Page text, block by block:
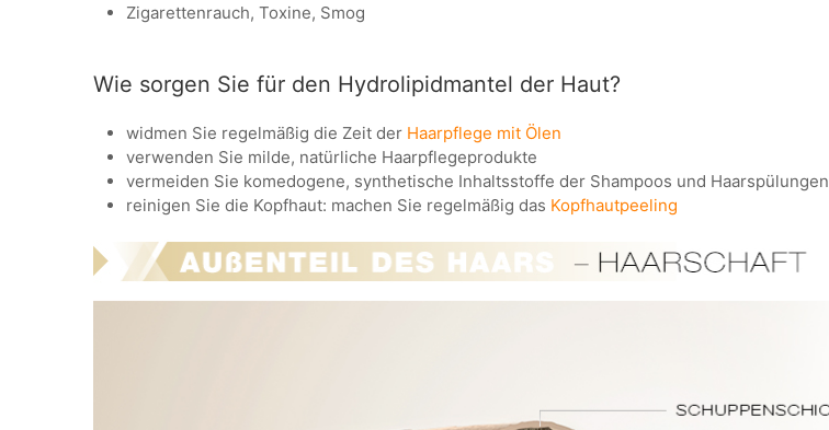
Zigarettenrauch, Toxine, Smog
Wie sorgen Sie für den Hydrolipidmantel der Haut?
widmen Sie regelmäßig die Zeit der Haarpflege mit Ölen
verwenden Sie milde, natürliche Haarpflegeprodukte
vermeiden Sie komedogene, synthetische Inhaltsstoffe der Shampoos und Haarspülungen
reinigen Sie die Kopfhaut: machen Sie regelmäßig das Kopfhautpeeling